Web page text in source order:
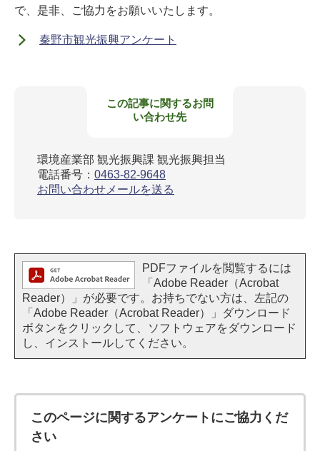
で、是非、ご協力をお願いいたします。
秦野市観光振興アンケート
この記事に関するお問
い合わせ先
環境産業部 観光振興課 観光振興担当
電話番号： 0463-82-9648
お問い合わせメールを送る
PDFファイルを閲覧するには
「Adobe Reader（Acrobat
Reader）」が必要です。お持ちでない方は、左記の
「Adobe Reader（Acrobat Reader）」ダウンロード
ボタンをクリックして、ソフトウェアをダウンロード
し、インストールしてください。
このページに関するアンケートにご協力くだ
さい